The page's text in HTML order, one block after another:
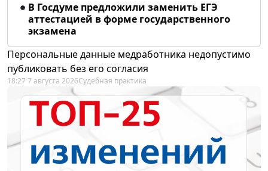
В Госдуме предложили заменить ЕГЭ
аттестацией в форме государственного
экзамена
Персональные данные медработника недопустимо
публиковать без его согласия
18:27 7 августа 2026Судебная практика